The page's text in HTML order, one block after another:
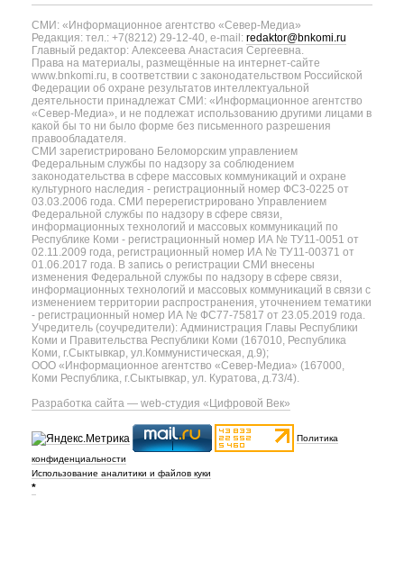
СМИ: «Информационное агентство «Север-Медиа»
Редакция: тел.: +7(8212) 29-12-40, e-mail: redaktor@bnkomi.ru
Главный редактор: Алексеева Анастасия Сергеевна.
Права на материалы, размещённые на интернет-сайте
www.bnkomi.ru, в соответствии с законодательством Российской
Федерации об охране результатов интеллектуальной
деятельности принадлежат СМИ: «Информационное агентство
«Север-Медиа», и не подлежат использованию другими лицами в
какой бы то ни было форме без письменного разрешения
правообладателя.
СМИ зарегистрировано Беломорским управлением
Федеральным службы по надзору за соблюдением
законодательства в сфере массовых коммуникаций и охране
культурного наследия - регистрационный номер ФС3-0225 от
03.03.2006 года. СМИ перерегистрировано Управлением
Федеральной службы по надзору в сфере связи,
информационных технологий и массовых коммуникаций по
Республике Коми - регистрационный номер ИА № ТУ11-0051 от
02.11.2009 года, регистрационный номер ИА № ТУ11-00371 от
01.06.2017 года. В запись о регистрации СМИ внесены
изменения Федеральной службы по надзору в сфере связи,
информационных технологий и массовых коммуникаций в связи с
изменением территории распространения, уточнением тематики
- регистрационный номер ИА № ФС77-75817 от 23.05.2019 года.
Учредитель (соучредители): Администрация Главы Республики
Коми и Правительства Республики Коми (167010, Республика
Коми, г.Сыктывкар, ул.Коммунистическая, д.9);
ООО «Информационное агентство «Север-Медиа» (167000,
Коми Республика, г.Сыктывкар, ул. Куратова, д.73/4).
Разработка сайта — web-студия «Цифровой Век»
Политика
конфиденциальности
Использование аналитики и файлов куки
*